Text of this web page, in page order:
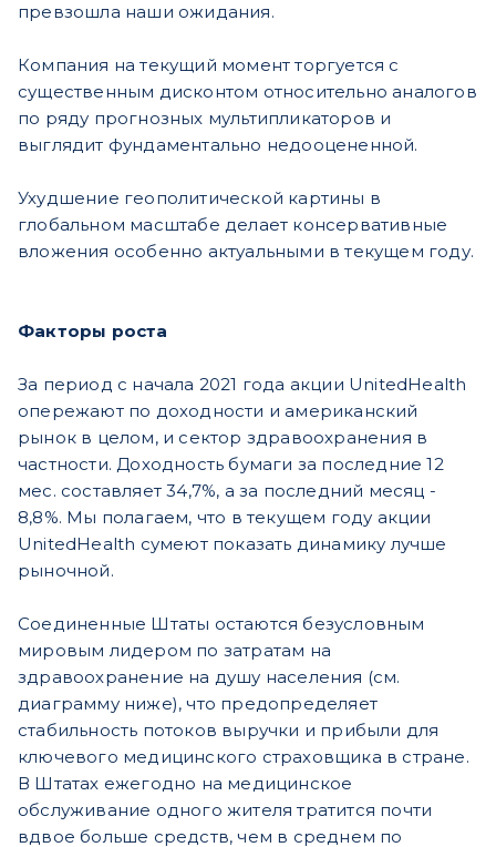
превзошла наши ожидания.
Компания на текущий момент торгуется с
существенным дисконтом относительно аналогов
по ряду прогнозных мультипликаторов и
выглядит фундаментально недооцененной.
Ухудшение геополитической картины в
глобальном масштабе делает консервативные
вложения особенно актуальными в текущем году.
Факторы роста
За период с начала 2021 года акции UnitedHealth
опережают по доходности и американский
рынок в целом, и сектор здравоохранения в
частности. Доходность бумаги за последние 12
мес. составляет 34,7%, а за последний месяц -
8,8%. Мы полагаем, что в текущем году акции
UnitedHealth сумеют показать динамику лучше
рыночной.
Соединенные Штаты остаются безусловным
мировым лидером по затратам на
здравоохранение на душу населения (см.
диаграмму ниже), что предопределяет
стабильность потоков выручки и прибыли для
ключевого медицинского страховщика в стране.
В Штатах ежегодно на медицинское
обслуживание одного жителя тратится почти
вдвое больше средств, чем в среднем по